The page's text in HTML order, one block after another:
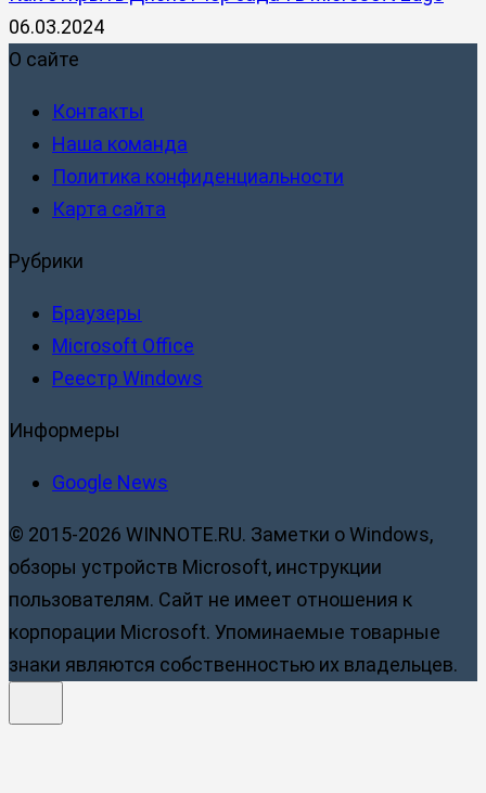
06.03.2024
О сайте
Контакты
Наша команда
Политика конфиденциальности
Карта сайта
Рубрики
Браузеры
Microsoft Office
Реестр Windows
Информеры
Google News
© 2015-2026 WINNOTE.RU. Заметки о Windows,
обзоры устройств Microsoft, инструкции
пользователям. Сайт не имеет отношения к
корпорации Microsoft. Упоминаемые товарные
знаки являются собственностью их владельцев.